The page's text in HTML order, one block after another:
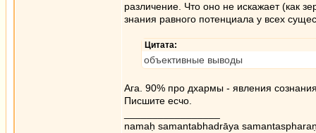
различение. Что оно не искажает (как
знания равного потенциала у всех
Цитата:
объективные выводы
Ага. 90% про дхармы - явления
Писшите есчо.
namaḥ samantabhadrāya